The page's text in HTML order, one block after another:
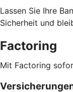
Lassen Sie Ihre
Sicherheit und
Factoring
Mit Factoring